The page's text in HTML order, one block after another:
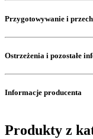
Przygotowywanie i
Ostrzeżenia i pozostałe
Informacje producenta
Produkty z